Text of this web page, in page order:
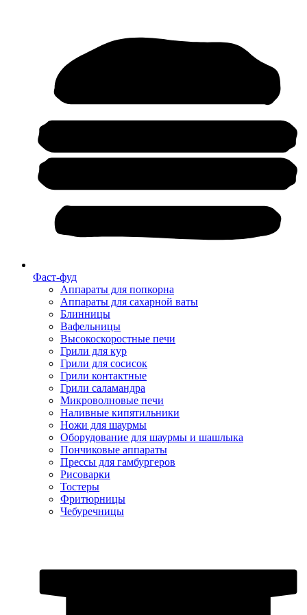
Фаст-фуд
Аппараты для попкорна
Аппараты для сахарной ваты
Блинницы
Вафельницы
Высокоскоростные печи
Грили для кур
Грили для сосисок
Грили контактные
Грили саламандра
Микроволновые печи
Наливные кипятильники
Ножи для шаурмы
Оборудование для шаурмы и шашлыка
Пончиковые аппараты
Прессы для гамбургеров
Рисоварки
Тостеры
Фритюрницы
Чебуречницы